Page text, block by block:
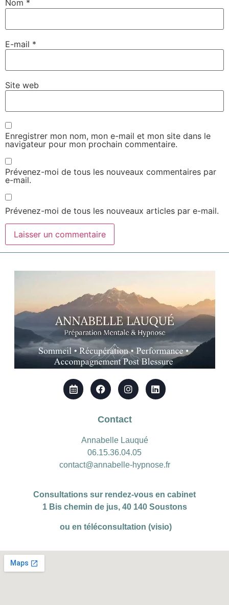
Nom *
E-mail *
Site web
Enregistrer mon nom, mon e-mail et mon site dans le
navigateur pour mon prochain commentaire.
Prévenez-moi de tous les nouveaux commentaires par
e-mail.
Prévenez-moi de tous les nouveaux articles par e-mail.
Contact
Annabelle Lauqué
06.15.36.04.05
contact@annabelle-hypnose.fr
Consultations sur rendez-vous en cabinet
1 Bis chemin de jus, 40 140 Soustons
ou en téléconsultation (visio)